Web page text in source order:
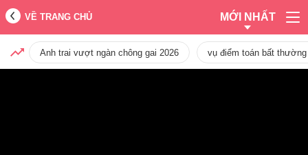
VỀ TRANG CHỦ MỚI NHẤT
Anh trai vượt ngàn chông gai 2026 vụ điểm toán bất